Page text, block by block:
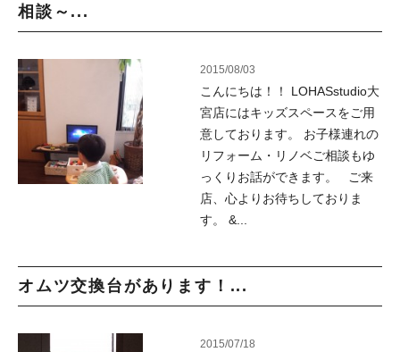
相談～...
2015/08/03
こんにちは！！ LOHASstudio大
宮店にはキッズスペースをご用
意しております。 お子様連れの
リフォーム・リノベご相談もゆ
っくりお話ができます。 ご来
店、心よりお待ちしておりま
す。 &...
オムツ交換台があります！...
2015/07/18